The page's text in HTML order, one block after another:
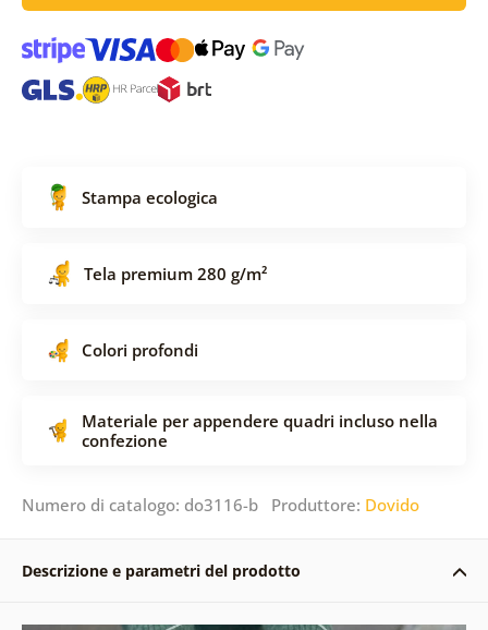
Stampa ecologica
Tela premium 280 g/m²
Colori profondi
Materiale per appendere quadri incluso nella
confezione
Numero di catalogo: do3116-b Produttore: Dovido
Descrizione e parametri del prodotto